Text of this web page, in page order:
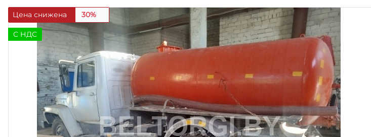
Цена снижена 30%
C НДС